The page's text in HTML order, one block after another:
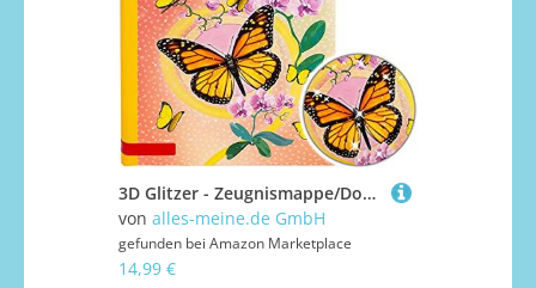
3D Glitzer - Zeugnismappe/Dokumentenmappe Motivwahl Schmetterlinge & Blumen Meine Zeugnisse gebunden - Buch mit festen Seiten - A4 - A 4 - Zeugnisbu..
von alles-meine.de GmbH
gefunden bei Amazon Marketplace
14,99 €